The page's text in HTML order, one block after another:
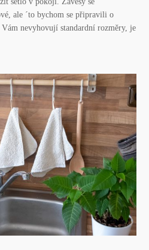
ale ´to bychom se připravili o
nevyhovují standardní rozměry, je